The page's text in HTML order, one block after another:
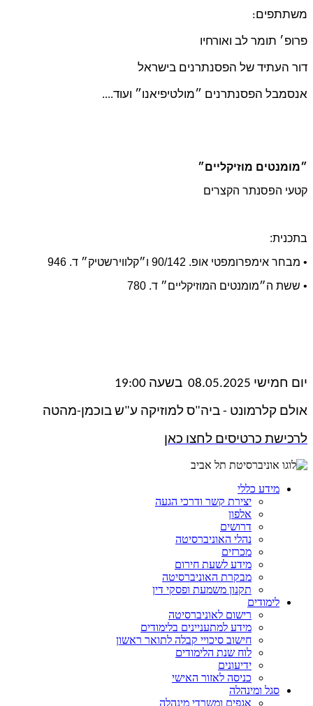
משתתפים:
פרופ׳ תומר לב ואורחיו
דור העתיד של הפסנתרנים בישראל
אנסמבל הפסנתרנים ״מולטיפיאנו״ ועוד....
״מומנטים מוזיקליים״
קטעי הפסנתר הקצרים
בתכנית:
• מבחר אימפרומפטי אופ. 90/142 ו״קלווירשטיק״ ד. 946
• ששת ה״מומנטים המוזיקליים״ ד. 780
יום חמישי 08.05.2025 בשעה 19:00
אולם קלרמונט - ביה"ס למוזיקה ע"ש בוכמן-מהטה
לרכישת כרטיסים לחצו כאן
מידע כללי
יצירת קשר ודרכי הגעה
אלפון
דרושים
נהלי האוניברסיטה
מכרזים
מידע לשעת חירום
מבקרת האוניברסיטה
תקנון משמעת ופסקי דין
לימודים
רישום לאוניברסיטה
מידע למתעניינים בלימודים
חישוב סיכויי קבלה לתואר ראשון
לוח שנת הלימודים
ידיעונים
כניסה לאזור האישי
סגל ומינהלה
אגפים ומשרדי מינהלה